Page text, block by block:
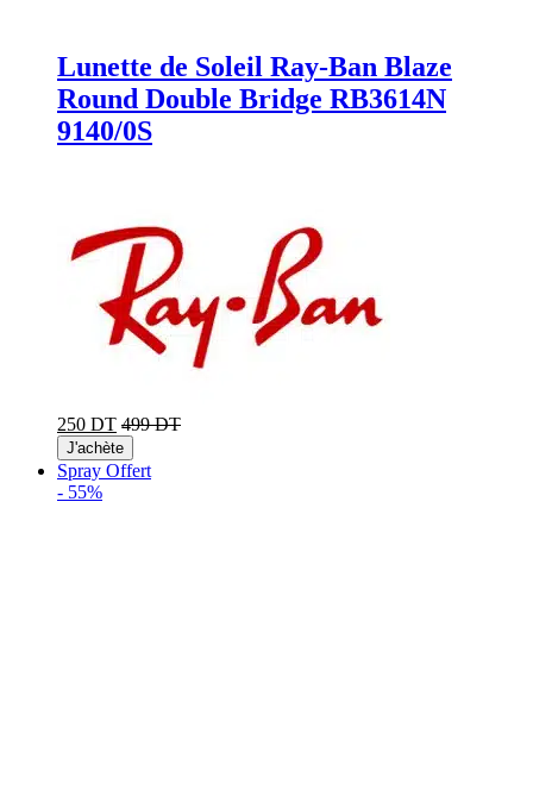
Lunette de Soleil Ray-Ban Blaze
Round Double Bridge RB3614N
9140/0S
250 DT 499 DT
J'achète
Spray Offert
- 55%